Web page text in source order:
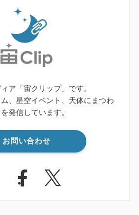
ア「宙クリップ」です。
、星空イベント、天体にまつわ
発信しています。
お問い合わせ